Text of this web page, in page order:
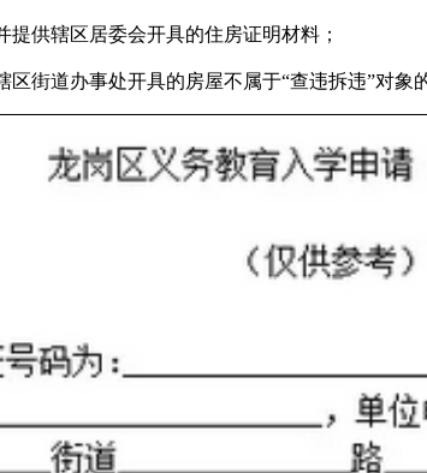
供辖区居委会开具的住房证明材料；
道办事处开具的房屋不属于“查违拆违”对象的